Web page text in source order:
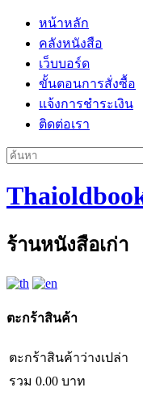
หน้าหลัก
คลังหนังสือ
เว็บบอร์ด
ขั้นตอนการสั่งซื้อ
แจ้งการชำระเงิน
ติดต่อเรา
ร้านหนังสือเก่า
ตะกร้าสินค้า
ตะกร้าสินค้าว่างเปล่า
รวม 0.00 บาท